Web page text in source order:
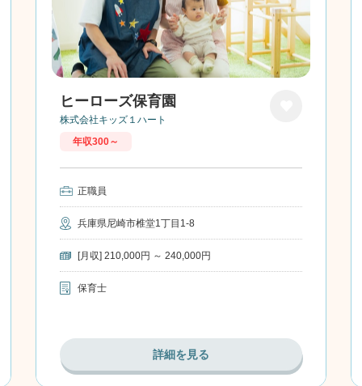
ヒーローズ保育園
株式会社キッズ１ハート
年収300～
正職員
兵庫県尼崎市椎堂1丁目1-8
[月収] 210,000円 ～ 240,000円
保育士
詳細を見る